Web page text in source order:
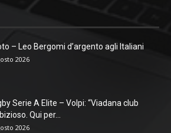
– Leo Bergomi d’argento agli Italiani
2026
Serie A Elite – Volpi: “Viadana club
Qui per...
2026